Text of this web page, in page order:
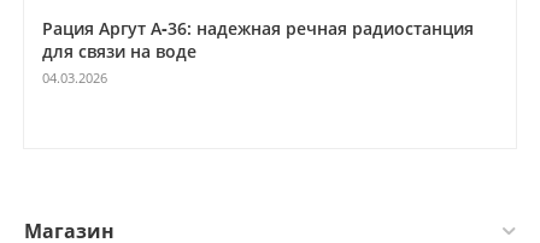
Рация Аргут А‑36: надежная речная радиостанция
для связи на воде
04.03.2026
Магазин